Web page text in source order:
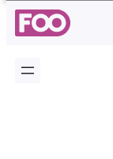
Saltar
para
conteúdo